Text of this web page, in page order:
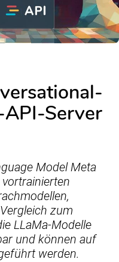
Server
Model Meta
zum
LLaMa-Modelle
und können auf
werden.